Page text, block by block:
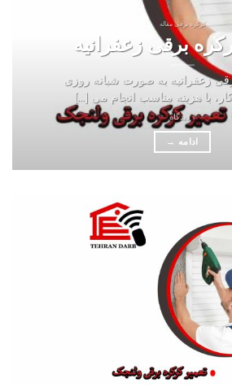
کرکره برقی مقاله
برقی زعفرانیه
زعفرانیه به صورت شبانه روزی
با هزینه مناسب انجام می [...]
1 دیدگاه
ادامه →